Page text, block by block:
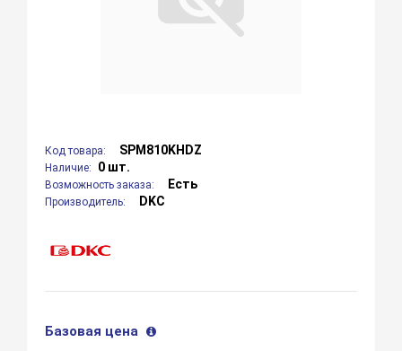
Код товара: SPM810KHDZ
Наличие: 0 шт.
Возможность заказа: Есть
Производитель: DKC
Базовая цена